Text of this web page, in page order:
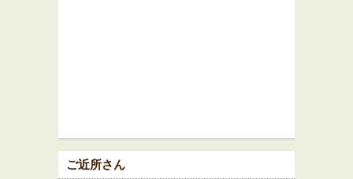
ご近所さん